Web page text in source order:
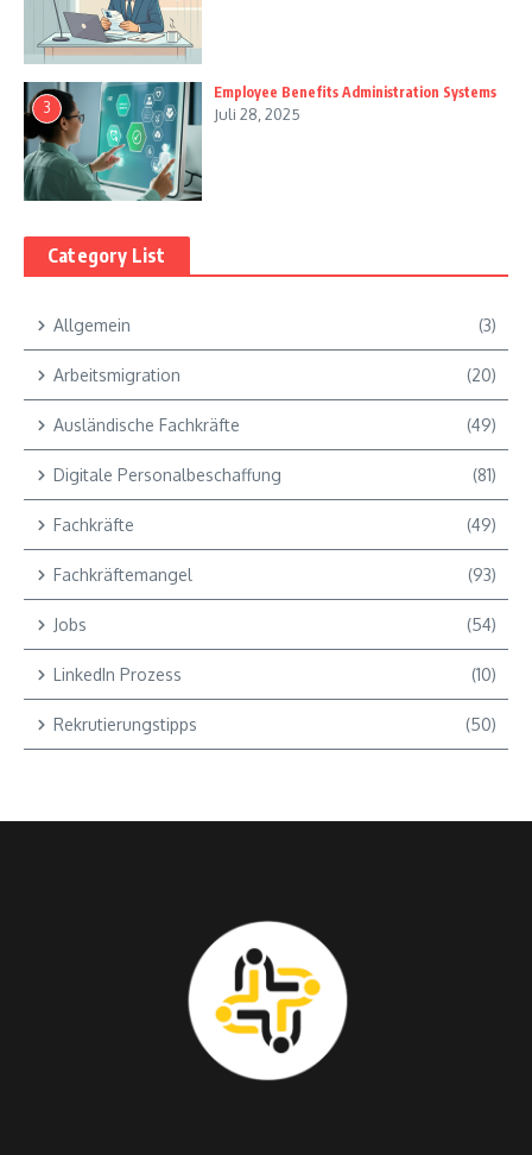
3
Employee Benefits Administration Systems
Juli 28, 2025
Category List
Allgemein (3)
Arbeitsmigration (20)
Ausländische Fachkräfte (49)
Digitale Personalbeschaffung (81)
Fachkräfte (49)
Fachkräftemangel (93)
Jobs (54)
LinkedIn Prozess (10)
Rekrutierungstipps (50)